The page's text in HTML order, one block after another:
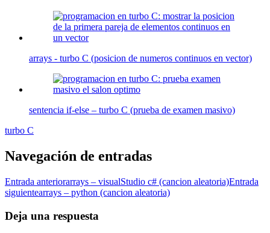
arrays - turbo C (posicion de numeros continuos en vector)
sentencia if-else – turbo C (prueba de examen masivo)
turbo C
Navegación de entradas
Entrada anteriorarrays – visualStudio c# (cancion aleatoria)Entrada
siguientearrays – python (cancion aleatoria)
Deja una respuesta